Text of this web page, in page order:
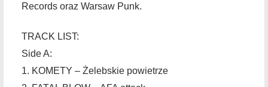
Records oraz Warsaw Punk.
TRACK LIST:
Side A:
1. KOMETY – Żelebskie powietrze